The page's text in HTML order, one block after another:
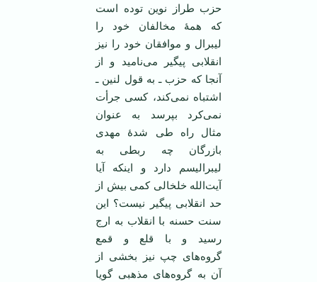
حزب طراز نوین توده است
که همۀ مخالفان خود را
لیبرال و موافقان خود را نیز
انقلابی پیگیر می‌نامید و از
آنجا که حزب ـ به قول لنین ـ
اشتباه نمی‌کند، کسی جرأت
نمی‌کرد بپرسد به عنوان
مثال راه طی شدۀ مهدی
بازرگان چه ربطی به
لیبرالیسم دارد و اینکه آیا
آیت‌الله خلخالی کمی بیش از
حد انقلابی پیگیر نیست؟ این
سنت حسنه با انقلاب به ارج
رسید و با قلع و قمع
گروه‌های چپ نیز بخشی از
آن به گروه‌های مذهبی گویا